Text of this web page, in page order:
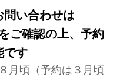
問い合わせは
ご確認の上、予約
です
月頃（予約は３月頃